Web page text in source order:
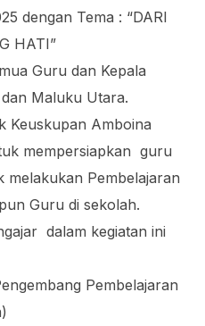
dengan Tema : “DARI
HATI”
Guru dan Kepala
Maluku Utara.
Keuskupan Amboina
mempersiapkan guru
Pembelajaran
Guru di sekolah.
dalam kegiatan ini
Pembelajaran